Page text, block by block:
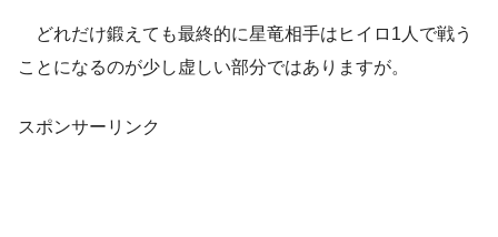
どれだけ鍛えても最終的に星竜相手はヒイロ1人で戦う
ことになるのが少し虚しい部分ではありますが。
スポンサーリンク